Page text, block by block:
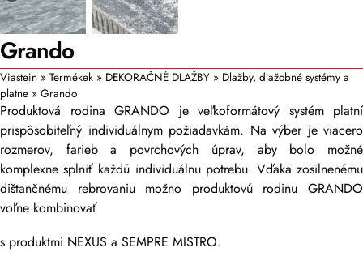
Grando
Viastein » Termékek » DEKORAČNÉ DLAŽBY » Dlažby, dlažobné systémy a
platne » Grando
Produktová rodina GRANDO je veľkoformátový systém platní
prispôsobiteľný individuálnym požiadavkám. Na výber je viacero
rozmerov, farieb a povrchových úprav, aby bolo možné
komplexne splniť každú individuálnu potrebu. Vďaka zosilnenému
dištančnému rebrovaniu možno produktovú rodinu GRANDO
voľne kombinovať
s produktmi NEXUS a SEMPRE MISTRO.